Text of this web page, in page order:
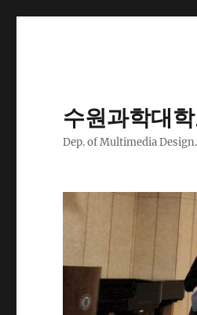
수원과학대
Dep. of Multimedia